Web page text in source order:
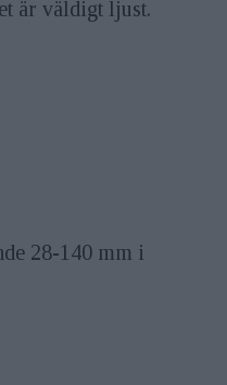
är väldigt ljust.
28-140 mm i